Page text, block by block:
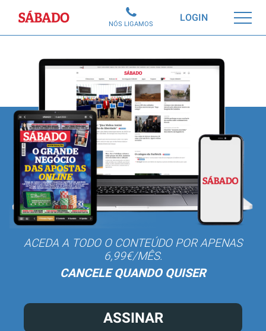
Sábado LOGIN
NÓS LIGAMOS
ACEDA A TODO O CONTEÚDO POR APENAS
6,99€/MÊS.
CANCELE QUANDO QUISER
ASSINAR